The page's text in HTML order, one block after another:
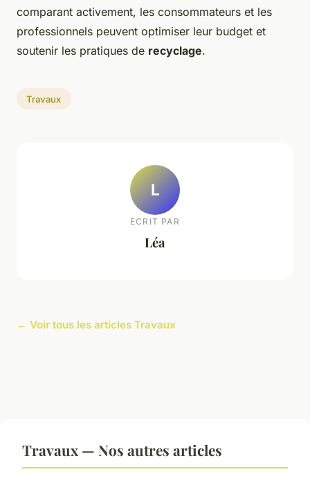
comparant activement, les consommateurs et les
professionnels peuvent optimiser leur budget et
soutenir les pratiques de recyclage.
Travaux
L
ECRIT PAR
Léa
← Voir tous les articles Travaux
Travaux — Nos autres articles